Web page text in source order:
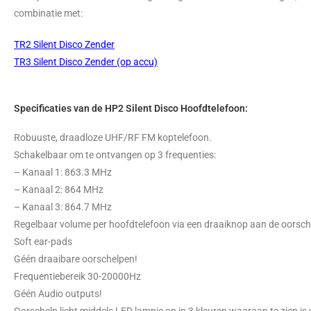
combinatie met:
TR2 Silent Disco Zender
TR3 Silent Disco Zender (op accu)
Specificaties van de HP2 Silent Disco Hoofdtelefoon:
Robuuste, draadloze UHF/RF FM koptelefoon.
Schakelbaar om te ontvangen op 3 frequenties:
– Kanaal 1: 863.3 MHz
– Kanaal 2: 864 MHz
– Kanaal 3: 864.7 MHz
Regelbaar volume per hoofdtelefoon via een draaiknop aan de
Soft ear-pads
Géén draaibare oorschelpen!
Frequentiebereik 30-20000Hz
Géén Audio outputs!